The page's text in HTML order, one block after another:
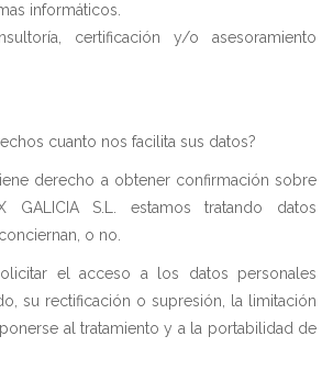
informáticos.
certificación y/o asesoramiento
cuanto nos facilita sus datos?
derecho a obtener confirmación sobre
GALICIA S.L. estamos tratando datos
o no.
el acceso a los datos personales
su rectificación o supresión, la limitación
al tratamiento y a la portabilidad de